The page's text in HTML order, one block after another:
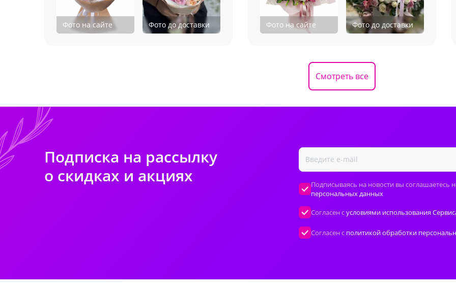
Фото на сайте Фото до доставки Фото на сайте Фото до доставки
Смотреть все
Подписка на рассылку
о скидках и акциях
Подписываясь на новости вы соглашаетесь
персональных данных
Согласен сусловиями использования
Согласен с политикой обработки